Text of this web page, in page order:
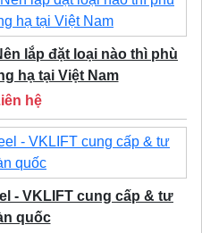
lắp đặt loại nào thì phù
hạ tại Việt Nam
hệ
- VKLIFT cung cấp & tư
quốc